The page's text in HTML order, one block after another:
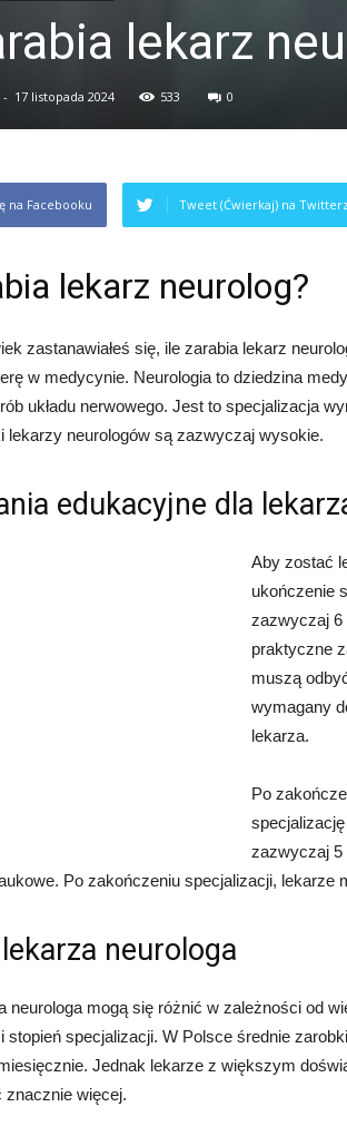
lekarz
- 17 listopada 2024 533 0
na Facebooku Tweet (Ćwierkaj) na
lekarz neurolog?
zastanawiałeś się, ile zarabia lekarz
w medycynie. Neurologia to dziedzina
układu nerwowego. Jest to specjalizacja
lekarzy neurologów są zazwyczaj wysokie.
edukacyjne dla
Aby zostać
ukończenie
zazwyczaj 6
praktyczne
muszą
wymagany
lekarza.
Po
zazwyczaj 5
Po zakończeniu specjalizacji, lekarze
neurologa
neurologa mogą się różnić w zależności od
stopień specjalizacji. W Polsce średnie
Jednak lekarze z większym
znacznie więcej.